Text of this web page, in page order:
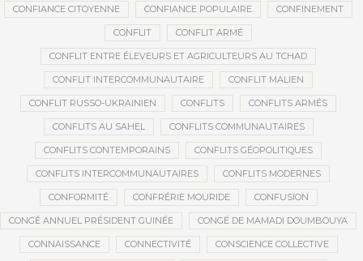
CONFIANCE CITOYENNE CONFIANCE POPULAIRE CONFINEMENT
CONFLIT CONFLIT ARMÉ
CONFLIT ENTRE ÉLEVEURS ET AGRICULTEURS AU TCHAD
CONFLIT INTERCOMMUNAUTAIRE CONFLIT MALIEN
CONFLIT RUSSO-UKRAINIEN CONFLITS CONFLITS ARMÉS
CONFLITS AU SAHEL CONFLITS COMMUNAUTAIRES
CONFLITS CONTEMPORAINS CONFLITS GÉOPOLITIQUES
CONFLITS INTERCOMMUNAUTAIRES CONFLITS MODERNES
CONFORMITÉ CONFRÉRIE MOURIDE CONFUSION
CONGÉ ANNUEL PRÉSIDENT GUINÉE CONGÉ DE MAMADI DOUMBOUYA
CONNAISSANCE CONNECTIVITÉ CONSCIENCE COLLECTIVE